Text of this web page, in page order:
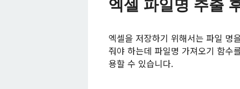
엑셀 파일명 추출
엑셀을 저장하기 위해서는 파일 명
줘야 하는데 파일명 가져오기 함수
용할 수 있습니다.